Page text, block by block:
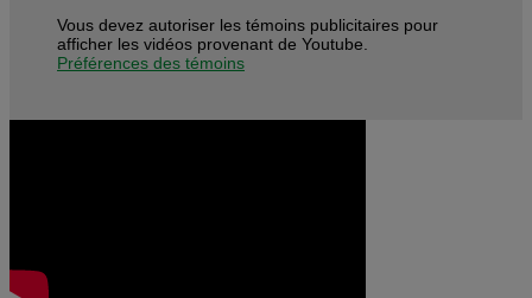
Vous devez autoriser les témoins publicitaires pour
afficher les vidéos provenant de Youtube.
Préférences des témoins